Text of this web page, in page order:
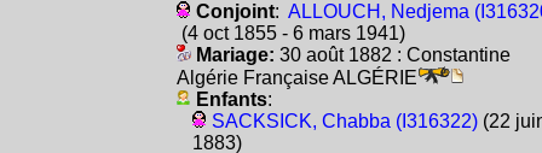
Conjoint: ALLOUCH, Nedjema
(4 oct 1855 - 6 mars 1941)
Mariage: 30 août 1882 : Constantine
Algérie Française ALGÉRIE
Enfants:
SACKSICK, Chabba (I316322)(22
1883)